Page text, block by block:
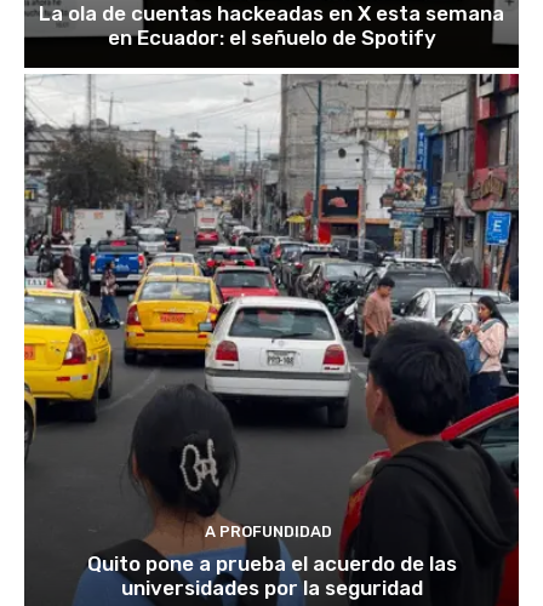
La ola de cuentas hackeadas en X esta semana
en Ecuador: el señuelo de Spotify
A PROFUNDIDAD
Quito pone a prueba el acuerdo de las
universidades por la seguridad